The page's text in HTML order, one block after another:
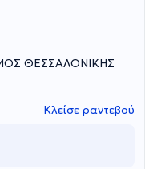
Κλινική καρδιολογία
ΘΕΣΣΑΛΟΝΙΚΗΣ
Κλείσε ραντεβού